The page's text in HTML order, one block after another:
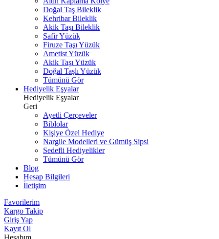
Doğal Taş Bileklik
Kehribar Bileklik
Akik Taşı Bileklik
Safir Yüzük
Firuze Taşı Yüzük
Ametist Yüzük
Akik Taşı Yüzük
Doğal Taşlı Yüzük
Tümünü Gör
Hediyelik Eşyalar
Hediyelik Eşyalar
Geri
Ayetli Çerçeveler
Biblolar
Kişiye Özel Hediye
Nargile Modelleri ve Gümüş Sipsi
Sedefli Hediyelikler
Tümünü Gör
Blog
Hesap Bilgileri
İletişim
Favorilerim
Kargo Takip
Giriş Yap
Kayıt Ol
Hesabım